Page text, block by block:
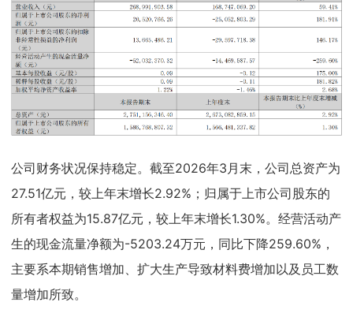
公司财务状况保持稳定。截至2026年3月末，公司总资产为
27.51亿元，较上年末增长2.92%；归属于上市公司股东的
所有者权益为15.87亿元，较上年末增长1.30%。经营活动产
生的现金流量净额为-5203.24万元，同比下降259.60%，
主要系本期销售增加、扩大生产导致材料费增加以及员工数
量增加所致。